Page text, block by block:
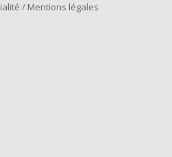
/ Mentions légales